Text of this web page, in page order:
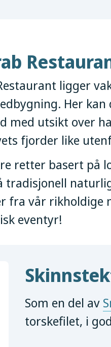
ligger
Her
med utsikt over
fjorder like
retter basert på
tradisjonell
fra vår rikholdige
eventyr!
Som en del av
torskefilet, i